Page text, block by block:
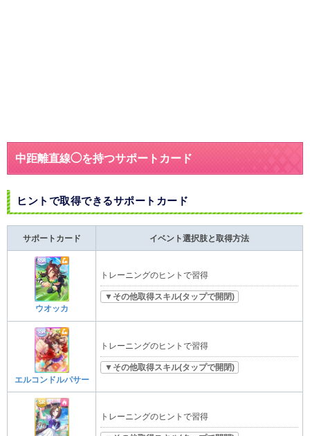
中距離直線◯を持つサポートカード
ヒントで取得できるサポートカード
サポートカード イベント選択肢と取得方法
ウオッカ
トレーニングのヒントで習得
▼その他取得スキル(タップで開閉)
エルコンドルパサー
トレーニングのヒントで習得
▼その他取得スキル(タップで開閉)
トレーニングのヒントで習得